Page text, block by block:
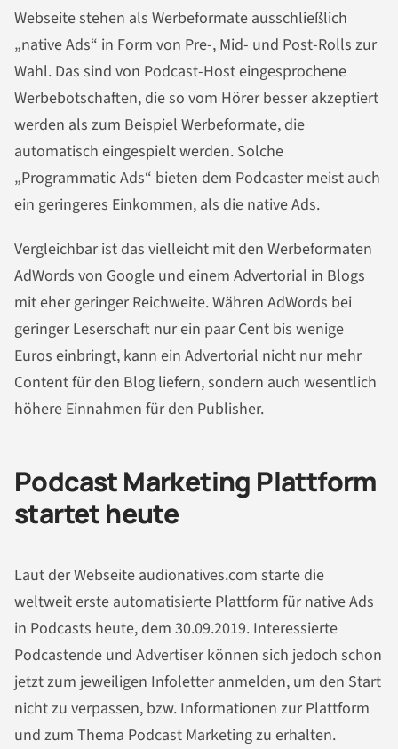
Webseite stehen als Werbeformate ausschließlich
„native Ads“ in Form von Pre-, Mid- und Post-Rolls zur
Wahl. Das sind von Podcast-Host eingesprochene
Werbebotschaften, die so vom Hörer besser akzeptiert
werden als zum Beispiel Werbeformate, die
automatisch eingespielt werden. Solche
„Programmatic Ads“ bieten dem Podcaster meist auch
ein geringeres Einkommen, als die native Ads.
Vergleichbar ist das vielleicht mit den Werbeformaten
AdWords von Google und einem Advertorial in Blogs
mit eher geringer Reichweite. Währen AdWords bei
geringer Leserschaft nur ein paar Cent bis wenige
Euros einbringt, kann ein Advertorial nicht nur mehr
Content für den Blog liefern, sondern auch wesentlich
höhere Einnahmen für den Publisher.
Podcast Marketing Plattform
startet heute
Laut der Webseite audionatives.com starte die
weltweit erste automatisierte Plattform für native Ads
in Podcasts heute, dem 30.09.2019. Interessierte
Podcastende und Advertiser können sich jedoch schon
jetzt zum jeweiligen Infoletter anmelden, um den Start
nicht zu verpassen, bzw. Informationen zur Plattform
und zum Thema Podcast Marketing zu erhalten.